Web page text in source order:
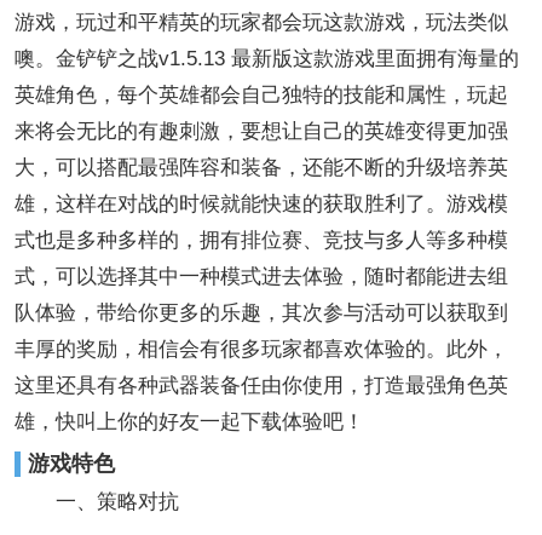
游戏，玩过和平精英的玩家都会玩这款游戏，玩法类似
噢。金铲铲之战v1.5.13 最新版这款游戏里面拥有海量的
英雄角色，每个英雄都会自己独特的技能和属性，玩起
来将会无比的有趣刺激，要想让自己的英雄变得更加强
大，可以搭配最强阵容和装备，还能不断的升级培养英
雄，这样在对战的时候就能快速的获取胜利了。游戏模
式也是多种多样的，拥有排位赛、竞技与多人等多种模
式，可以选择其中一种模式进去体验，随时都能进去组
队体验，带给你更多的乐趣，其次参与活动可以获取到
丰厚的奖励，相信会有很多玩家都喜欢体验的。此外，
这里还具有各种武器装备任由你使用，打造最强角色英
雄，快叫上你的好友一起下载体验吧！
游戏特色
一、策略对抗